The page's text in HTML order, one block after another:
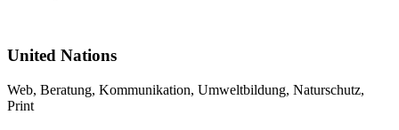
United Nations
Web, Beratung, Kommunikation, Umweltbildung, Naturschutz,
Print